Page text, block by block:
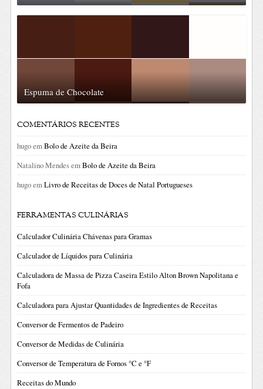
Espuma de Chocolate
COMENTÁRIOS RECENTES
hugoemBolo de Azeite da Beira
Natalino MendesemBolo de Azeite da Beira
hugoemLivro de Receitas de Doces de Natal Portugueses
FERRAMENTAS CULINÁRIAS
Calculador Culinária Chávenas para Gramas
Calculador de Líquidos para Culinária
Calculadora de Massa de Pizza Caseira Estilo Alton Brown Napolitana e
Fofa
Calculadora para Ajustar Quantidades de Ingredientes de Receitas
Conversor de Fermentos de Padeiro
Conversor de Medidas de Culinária
Conversor de Temperatura de Fornos °C e °F
Receitas do Mundo